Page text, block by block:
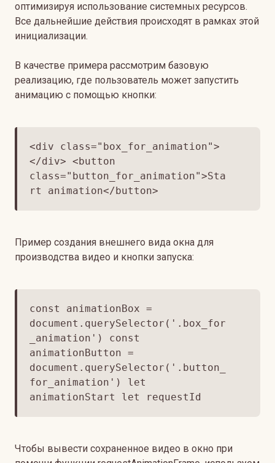
оптимизируя использование системных ресурсов.
Все дальнейшие действия происходят в рамках этой
инициализации.
В качестве примера рассмотрим базовую
реализацию, где пользователь может запустить
анимацию с помощью кнопки:
<div class="box_for_animation">
</div> <button
class="button_for_animation">Sta
rt animation</button>
Пример создания внешнего вида окна для
производства видео и кнопки запуска:
const animationBox =
document.querySelector('.box_for
_animation') const
animationButton =
document.querySelector('.button_
for_animation') let
animationStart let requestId
Чтобы вывести сохраненное видео в окно при